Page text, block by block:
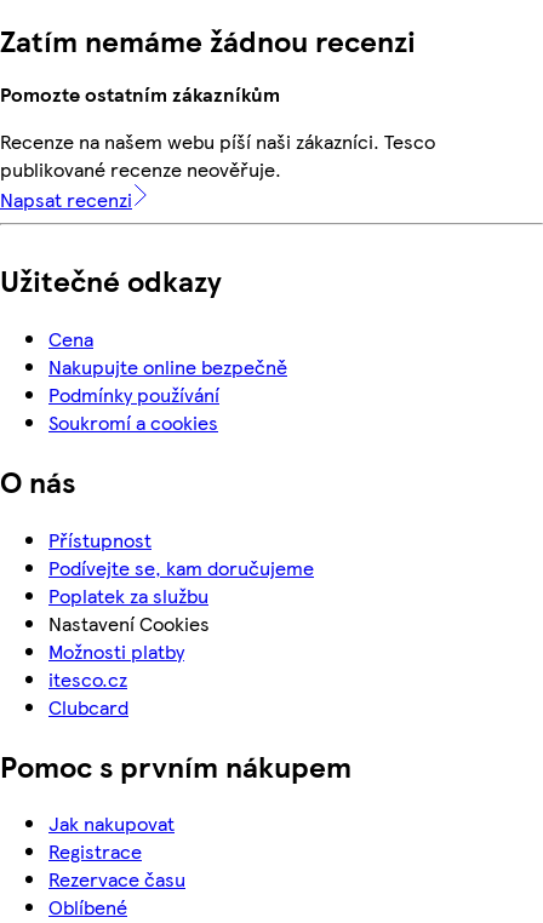
Zatím nemáme žádnou recenzi
Pomozte ostatním zákazníkům
Recenze na našem webu píší naši zákazníci. Tesco
publikované recenze neověřuje.
Napsat recenzi
Užitečné odkazy
Cena
Nakupujte online bezpečně
Podmínky používání
Soukromí a cookies
O nás
Přístupnost
Podívejte se, kam doručujeme
Poplatek za službu
Nastavení Cookies
Možnosti platby
itesco.cz
Clubcard
Pomoc s prvním nákupem
Jak nakupovat
Registrace
Rezervace času
Oblíbené